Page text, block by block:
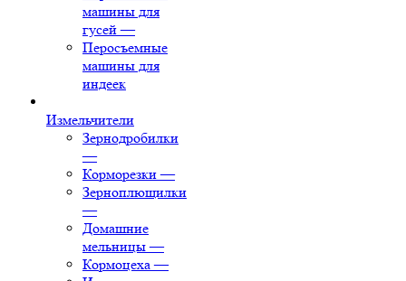
машины для
гусей —
Перосъемные
машины для
индеек
Измельчители
Зернодробилки
—
Корморезки —
Зерноплющилки
—
Домашние
мельницы —
Кормоцеха —